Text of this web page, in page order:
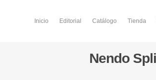
Inicio Editorial Catálogo Tienda
Nendo